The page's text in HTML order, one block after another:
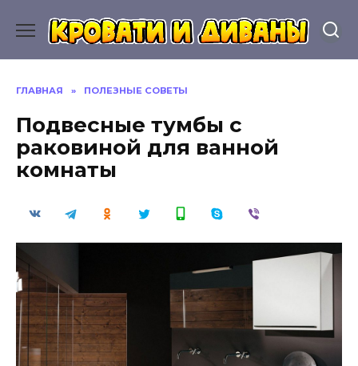
содержанию
ГЛАВНАЯ » ПОЛЕЗНЫЕ СОВЕТЫ
Подвесные тумбы с
раковиной для ванной
комнаты